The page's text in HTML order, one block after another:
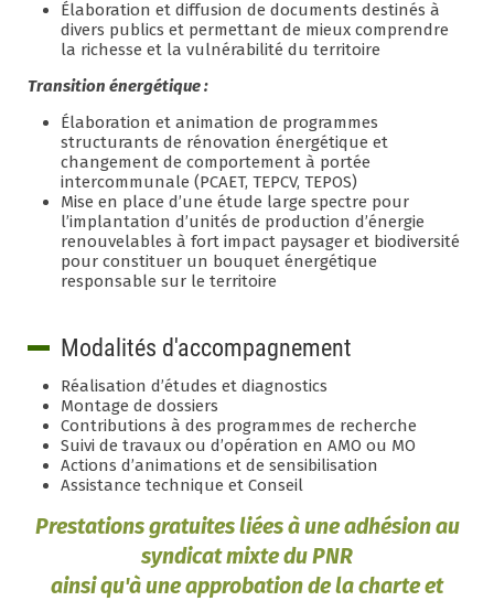
Élaboration et diffusion de documents destinés à
divers publics et permettant de mieux comprendre
la richesse et la vulnérabilité du territoire
Transition énergétique :
Élaboration et animation de programmes
structurants de rénovation énergétique et
changement de comportement à portée
intercommunale (PCAET, TEPCV, TEPOS)
Mise en place d’une étude large spectre pour
l’implantation d’unités de production d’énergie
renouvelables à fort impact paysager et biodiversité
pour constituer un bouquet énergétique
responsable sur le territoire
Modalités d'accompagnement
Réalisation d’études et diagnostics
Montage de dossiers
Contributions à des programmes de recherche
Suivi de travaux ou d’opération en AMO ou MO
Actions d’animations et de sensibilisation
Assistance technique et Conseil
Prestations gratuites liées à une adhésion au
syndicat mixte du PNR
ainsi qu'à une approbation de la charte et